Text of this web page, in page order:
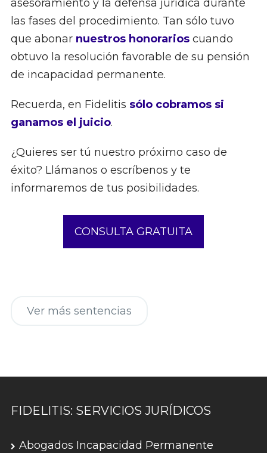
asesoramiento y la defensa jurídica durante
las fases del procedimiento. Tan sólo tuvo
que abonar nuestros honorarioscuando
obtuvo la resolución favorable de su pensión
de incapacidad permanente.
Recuerda, en Fidelitis sólo cobramos si
ganamos el juicio.
¿Quieres ser tú nuestro próximo caso de
éxito? Llámanos o escríbenos y te
informaremos de tus posibilidades.
CONSULTA GRATUITA
Ver más sentencias
FIDELITIS: SERVICIOS JURÍDICOS
Abogados Incapacidad Permanente